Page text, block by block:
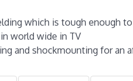
which is tough enough
world wide in TV
and shockmounting for an